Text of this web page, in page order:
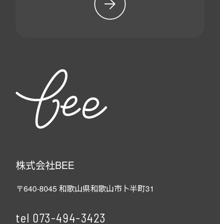
株式会社BEE
〒640-8045 和歌山県和歌山市卜半町31
tel 073-494-3423